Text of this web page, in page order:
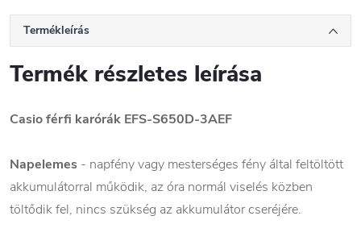
Termékleírás
Termék részletes leírása
Casio férfi karórák EFS-S650D-3AEF
Napelemes - napfény vagy mesterséges fény által feltöltött
akkumulátorral működik, az óra normál viselés közben
töltődik fel, nincs szükség az akkumulátor cseréjére.